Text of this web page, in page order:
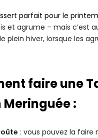
parfait pour le
et agrume – mais c’est
plein hiver, lorsque les
faire une
:
: vous pouvez la faire